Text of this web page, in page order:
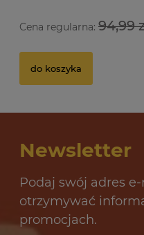
Cena regularna: 94,99
do koszyka
12,69 zł
do koszyka
Newsletter
Podaj swój adres
otrzymywać
promocjach.